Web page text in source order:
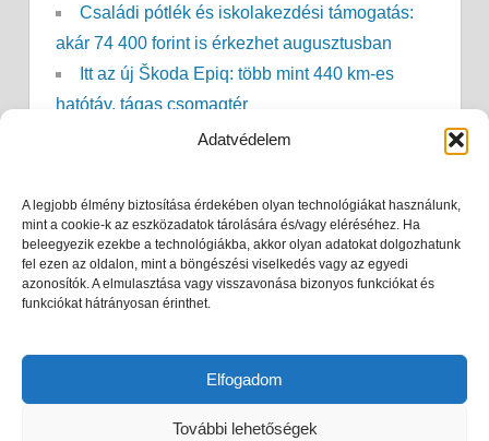
Adatvédelem
A legjobb élmény biztosítása érdekében olyan technológiákat használunk,
mint a cookie-k az eszközadatok tárolására és/vagy eléréséhez. Ha
beleegyezik ezekbe a technológiákba, akkor olyan adatokat dolgozhatunk
fel ezen az oldalon, mint a böngészési viselkedés vagy az egyedi
azonosítók. A elmulasztása vagy visszavonása bizonyos funkciókat és
funkciókat hátrányosan érinthet.
Elfogadom
További lehetőségek
Családi pótlék és iskolakezdési támogatás:
akár 74 400 forint is érkezhet augusztusban
Itt az új Škoda Epiq: több mint 440 km-es
hatótáv, tágas csomagtér
Nem kell már sokáig kibírni: ekkor érkezhet a
Sokan várják a táppénzt: ekkor érkezhet meg
az összeg 2027-ben
Áramszünet a kánikulában? Ennyi ideig
marad hideg a hűtő, és ezt semmiképp ne tedd